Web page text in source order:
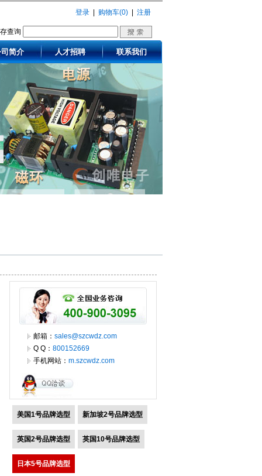
登录 购物车(0) 注册
查询
简介 人才招聘 联系我们
邮箱： sales@szcwdz.com
Q Q： 800152669
手机网站： m.szcwdz.com
美国1号品牌选型 新加坡2号品牌选型
英国2号品牌选型 英国10号品牌选型
日本5号品牌选型